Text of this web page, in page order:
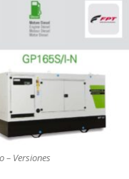
– Versiones